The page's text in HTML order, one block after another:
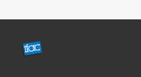
CENTRE
ST